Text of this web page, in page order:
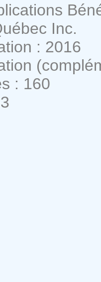
Inc.
: 2016
: 160